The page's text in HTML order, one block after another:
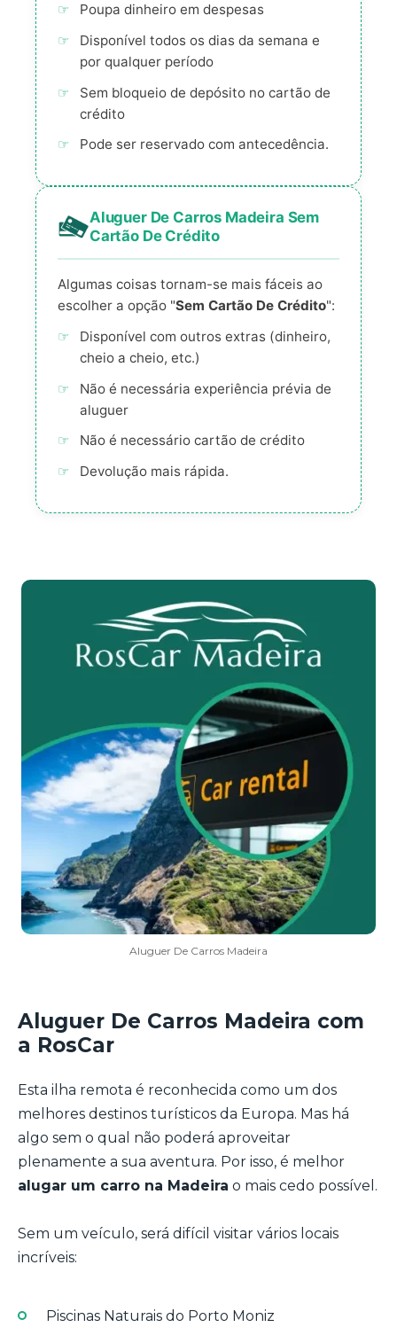
Poupa dinheiro em despesas
Disponível todos os dias da semana e
por qualquer período
Sem bloqueio de depósito no cartão de
crédito
Pode ser reservado com antecedência.
Aluguer De Carros Madeira Sem
Cartão De Crédito
Algumas coisas tornam-se mais fáceis ao
escolher a opção "Sem Cartão De Crédito":
Disponível com outros extras (dinheiro,
cheio a cheio, etc.)
Não é necessária experiência prévia de
aluguer
Não é necessário cartão de crédito
Devolução mais rápida.
Aluguer De Carros Madeira
Aluguer De Carros Madeira com
a RosCar
Esta ilha remota é reconhecida como um dos
melhores destinos turísticos da Europa. Mas há
algo sem o qual não poderá aproveitar
plenamente a sua aventura. Por isso, é melhor
alugar um carro na Madeira o mais cedo possível.
Sem um veículo, será difícil visitar vários locais
incríveis:
Piscinas Naturais do Porto Moniz